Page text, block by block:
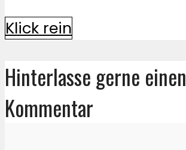
Klick rein
Hinterlasse gerne einen
Kommentar